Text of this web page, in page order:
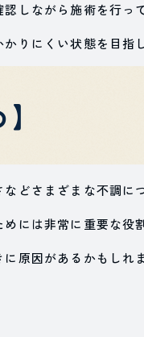
しながら施術を行っ
りにくい状態を目指
どさまざまな不調に
には非常に重要な役
原因があるかもしれ